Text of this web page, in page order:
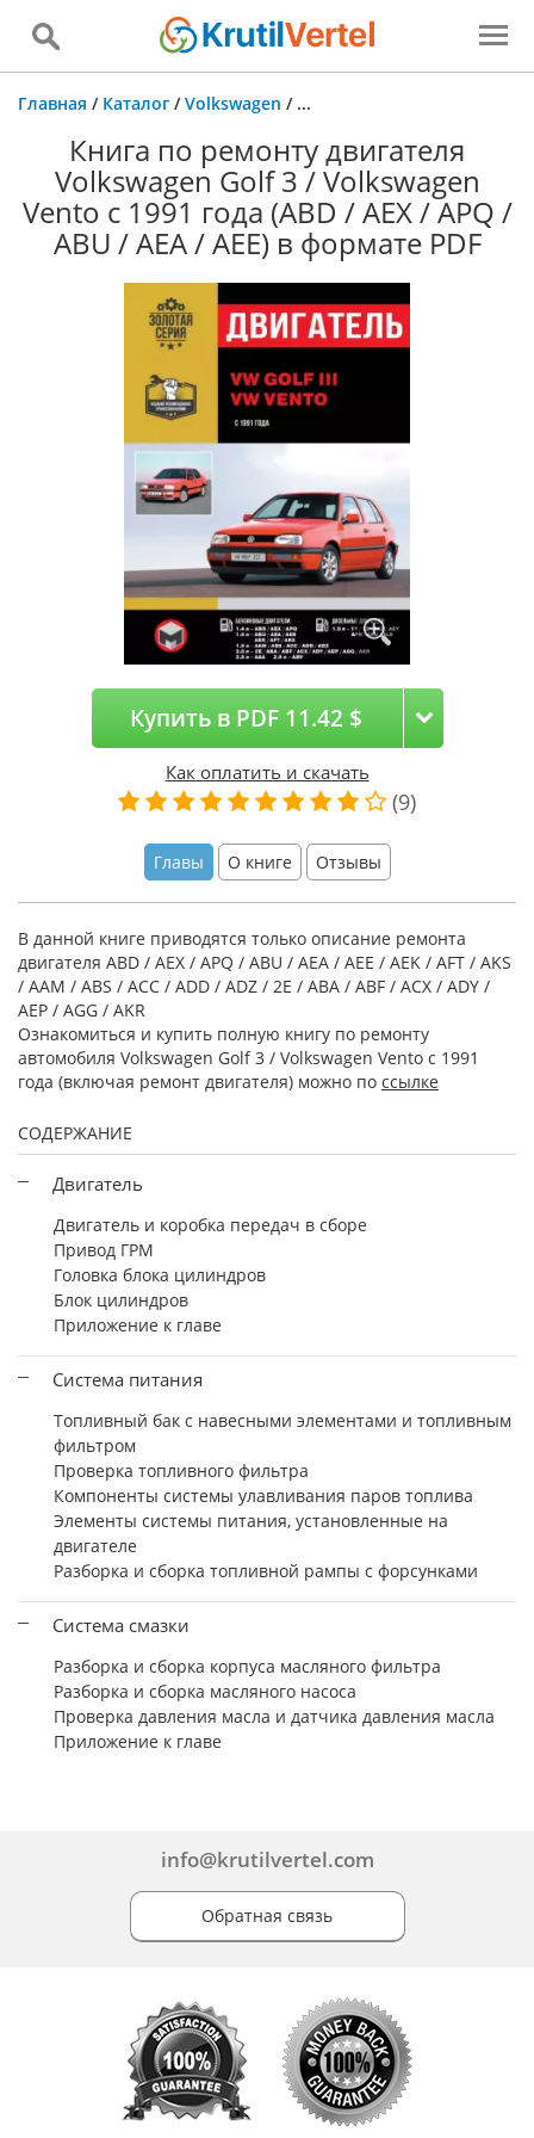
Главная / Каталог /Volkswagen / ...
Книга по ремонту двигателя
Volkswagen Golf 3 / Volkswagen
Vento с 1991 года (ABD / AEX / APQ /
ABU / AEA / AEE) в формате PDF
Купить в PDF 11.42 $
Как оплатить и скачать
(9)
Главы О книге Отзывы
В данной книге приводятся только описание ремонта
двигателя ABD / AEX / APQ / ABU / AEA / AEE / AEK / AFT / AKS
/ AAM / ABS / ACC / ADD / ADZ / 2E / ABA / ABF / ACX / ADY /
AEP / AGG / AKR
Ознакомиться и купить полную книгу по ремонту
автомобиля Volkswagen Golf 3 / Volkswagen Vento с 1991
года (включая ремонт двигателя) можно по ссылке
СОДЕРЖАНИЕ
Двигатель
Двигатель и коробка передач в сборе
Привод ГРМ
Головка блока цилиндров
Блок цилиндров
Приложение к главе
Система питания
Топливный бак с навесными элементами и топливным
фильтром
Проверка топливного фильтра
Компоненты системы улавливания паров топлива
Элементы системы питания, установленные на
двигателе
Разборка и сборка топливной рампы с форсунками
Система смазки
Разборка и сборка корпуса масляного фильтра
Разборка и сборка масляного насоса
Проверка давления масла и датчика давления масла
Приложение к главе
info@krutilvertel.com
Обратная связь